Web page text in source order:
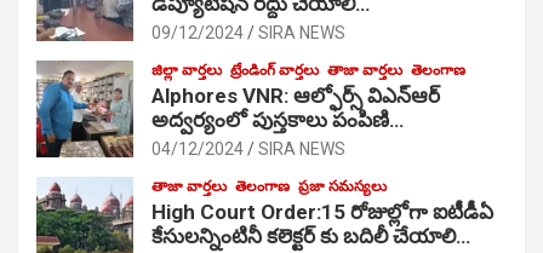
09/12/2024 SIRA NEWS
జిల్లా వార్తలు ట్రేండింగ్ వార్తలు తాజా వార్తలు తెలంగాణ
Alphores VNR: ఆల్ఫోర్స్ విఎన్ఆర్
అద్వర్యంలో పుస్తకాలు పంపిణి…
04/12/2024 SIRA NEWS
తాజా వార్తలు తెలంగాణ ప్రజా సమస్యలు
High Court Order:15 రోజుల్లోగా ఐటీడీఏ
కేసులన్నింటినీ కలెక్టర్ కు బదిలీ చేయాలి…